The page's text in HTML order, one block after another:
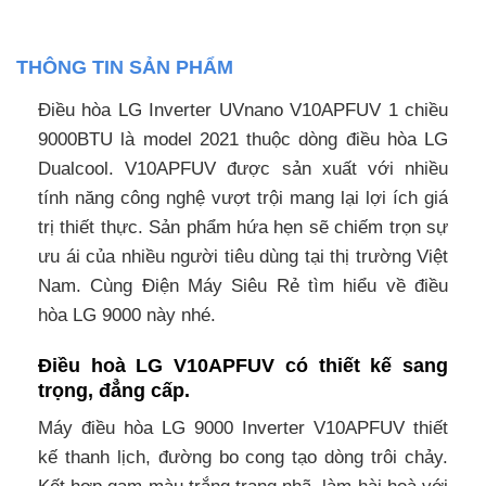
THÔNG TIN SẢN PHẨM
Điều hòa LG Inverter UVnano V10APFUV 1 chiều
9000BTU là model 2021 thuộc dòng điều hòa LG
Dualcool. V10APFUV được sản xuất với nhiều
tính năng công nghệ vượt trội mang lại lợi ích giá
trị thiết thực. Sản phẩm hứa hẹn sẽ chiếm trọn sự
ưu ái của nhiều người tiêu dùng tại thị trường Việt
Nam. Cùng Điện Máy Siêu Rẻ tìm hiểu về điều
hòa LG 9000 này nhé.
Điều hoà LG V10APFUV có thiết kế sang
trọng, đẳng cấp.
Máy điều hòa LG 9000 Inverter V10APFUV thiết
kế thanh lịch, đường bo cong tạo dòng trôi chảy.